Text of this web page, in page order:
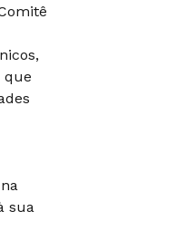
que
sua